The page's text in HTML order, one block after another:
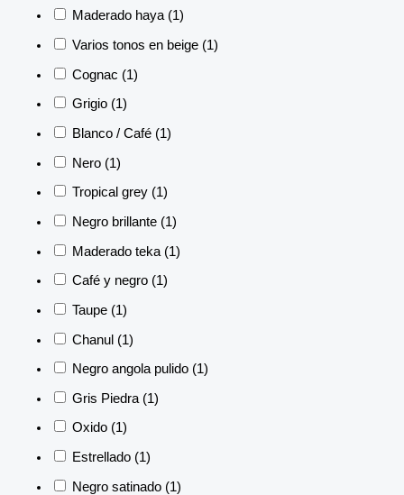
Maderado haya (1)
Varios tonos en beige (1)
Cognac (1)
Grigio (1)
Blanco / Café (1)
Nero (1)
Tropical grey (1)
Negro brillante (1)
Maderado teka (1)
Café y negro (1)
Taupe (1)
Chanul (1)
Negro angola pulido (1)
Gris Piedra (1)
Oxido (1)
Estrellado (1)
Negro satinado (1)